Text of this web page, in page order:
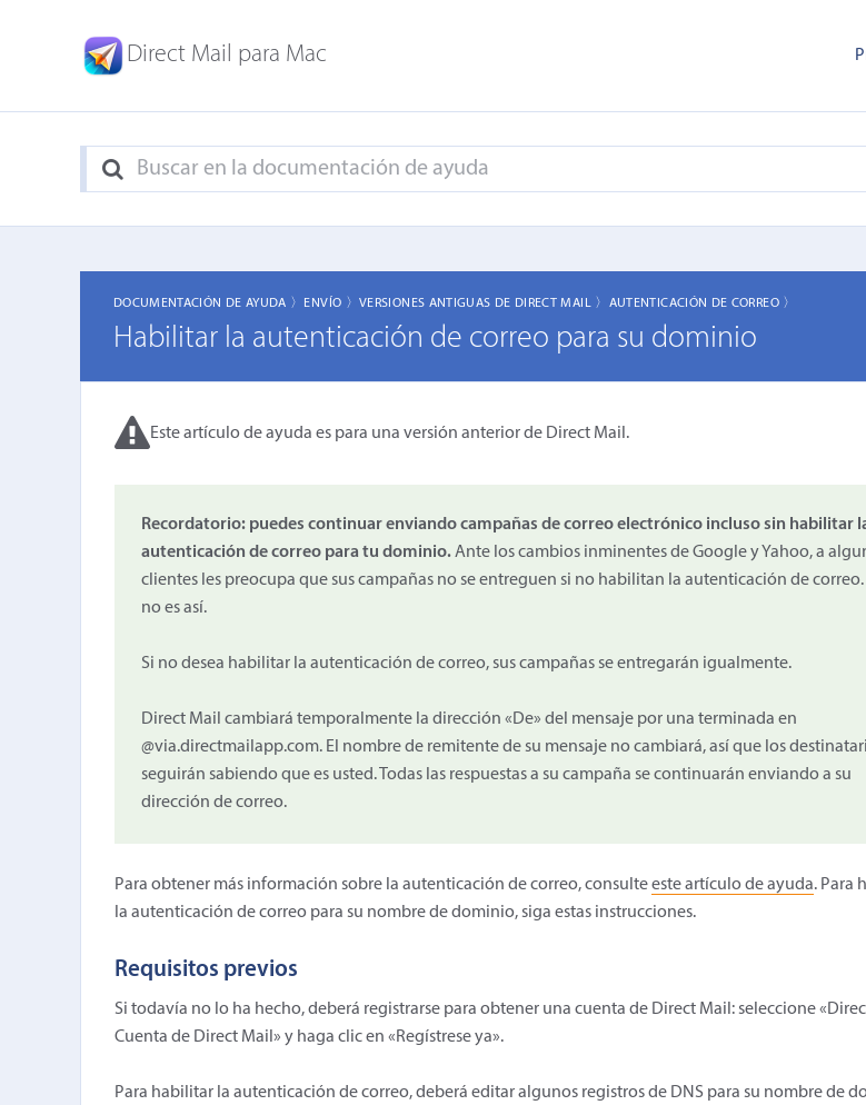
Direct Mail para Mac
DOCUMENTACIÓN DE AYUDA 〉 ENVÍO 〉VERSIONES ANTIGUAS DE DIRECT MAIL 〉 AUTENTICACIÓN DE CORREO 〉
Habilitar la autenticación de correo para su dominio
Este artículo de ayuda es para una versión anterior de Direct Mail.
Recordatorio: puedes continuar enviando campañas de correo electrónico incluso sin habilitar
autenticación de correo para tu dominio.Ante los cambios inminentes de Google y Yahoo, a
clientes les preocupa que sus campañas no se entreguen si no habilitan la autenticación de correo.
no es así.
Si no desea habilitar la autenticación de correo, sus campañas se entregarán igualmente.
Direct Mail cambiará temporalmente la dirección «De» del mensaje por una terminada en
@via.directmailapp.com. El nombre de remitente de su mensaje no cambiará, así que los
seguirán sabiendo que es usted. Todas las respuestas a su campaña se continuarán enviando a su
dirección de correo.
Para obtener más información sobre la autenticación de correo, consulteeste artículo de ayuda. Para
la autenticación de correo para su nombre de dominio, siga estas instrucciones.
Requisitos previos
Si todavía no lo ha hecho, deberá registrarse para obtener una cuenta de Direct Mail: seleccione
Cuenta de Direct Mail» y haga clic en «Regístrese ya».
Para habilitar la autenticación de correo, deberá editar algunos registros de DNS para su nombre de